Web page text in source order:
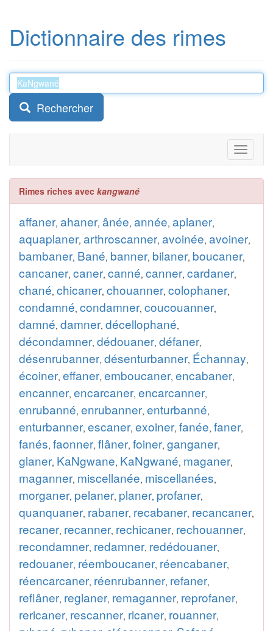
Dictionnaire des rimes
Rechercher
Toggle
Rimes riches avec kangwané
affaner, ahaner, ânée, année, aplaner,
aquaplaner, arthroscanner, avoinée, avoiner,
bambaner, Bané, banner, bilaner, boucaner,
cancaner, caner, canné, canner, cardaner,
chané, chicaner, chouanner, colophaner,
condamné, condamner, coucouanner,
damné, damner, décellophané,
décondamner, dédouaner, défaner,
désenrubanner, désenturbanner, Échannay,
écoiner, effaner, emboucaner, encabaner,
encanner, encarcaner, encarcanner,
enrubanné, enrubanner, enturbanné,
enturbanner, escaner, exoiner, fanée, faner,
fanés, faonner, flâner, foiner, ganganer,
glaner, KaNgwane, KaNgwané, maganer,
maganner, miscellanée, miscellanées,
morganer, pelaner, planer, profaner,
quanquaner, rabaner, recabaner, recancaner,
recaner, recanner, rechicaner, rechouanner,
recondamner, redamner, redédouaner,
redouaner, réemboucaner, réencabaner,
réencarcaner, réenrubanner, refaner,
reflâner, reglaner, remaganner, reprofaner,
rericaner, rescanner, ricaner, rouanner,